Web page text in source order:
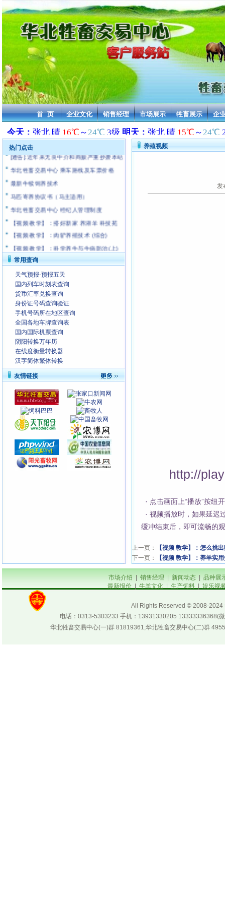
首 页 企业文化 销售经理 市场展示 牲畜展示 企
热门点击
2013年活牛交易价格 华北牲畜交易中心
2013年活驴交易价格 华北牲畜交易中心
2013年活马交易价格 华北牲畜交易中心
2013年骆驼交易价格 华北牲畜交易中心
2013年骡子交易价格 华北牲畜交易中心
2013年活羊交易价格 华北牲畜交易中心
[通告]:近年来无良中介和商贩严重抄袭本站
华北牲畜交易中心 乘车路线及车票价格
最新牛犊饲养技术
马匹寄养协议书（马主适用）
华北牲畜交易中心 经纪人管理制度
【视频 教学】：搭好新家 养湖羊 科技苑
【视频 教学】：肉驴养殖技术 (综合)
【视频 教学】：科学养牛与牛病防治(上)
【视频 教学】：马的科学饲养技术
【视频 教学】：硕士养羊有学问；子姜地
下有玄机
常用查询
天气预报-预报五天
国内列车时刻表查询
货币汇率兑换查询
身份证号码查询验证
手机号码所在地区查询
全国各地车牌查询表
国内国际机票查询
阴阳转换万年历
在线度衡量转换器
汉字简体繁体转换
友情链接
养殖视频
发
http://
· 点击画面上“播放”按纽
· 视频播放时，如果延迟
缓冲结束后，即可流畅的
上一页：
【视频 教学】：怎么挑
下一页：
【视频 教学】：养羊实
市场介绍 销售经理 新闻动态| 品种展
最新报价
牛羊文化 生产饲料 娱乐视
All Rights Reserved © 2008-2024
电话：0313-5303233 手机：13931330205 13333336368(
华北牲畜交易中心(一)群 81819361,华北牲畜交易中心(二)群